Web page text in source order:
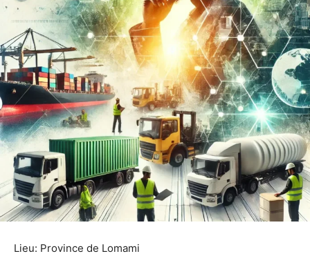
Lieu: Province de Lomami